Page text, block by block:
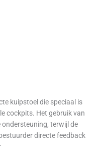
kuipstoel die speciaal is
cockpits. Het gebruik van
terwijl de
directe feedback